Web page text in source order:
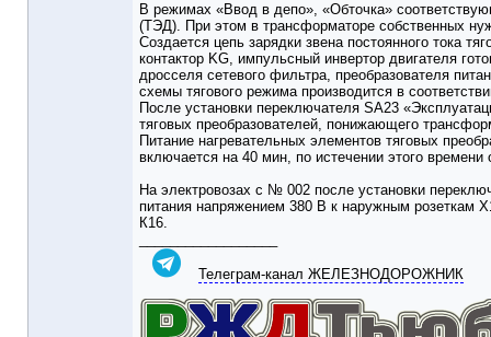
В режимах «Ввод в депо», «Обточка»
(ТЭД). При этом в трансформаторе собственных
Создается цепь зарядки звена постоянного тока
контактор KG, импульсный инвертор двигателя
дросселя сетевого фильтра, преобразователя
схемы тягового режима производится в
После установки переключателя SA23
тяговых преобразователей, понижающего
Питание нагревательных элементов тяговых
включается на 40 мин, по истечении этого
На электровозах с № 002 после установки
питания напряжением 380 В к наружным розеткам
К16.
Телеграм-канал ЖЕЛЕЗНОДОРОЖНИК